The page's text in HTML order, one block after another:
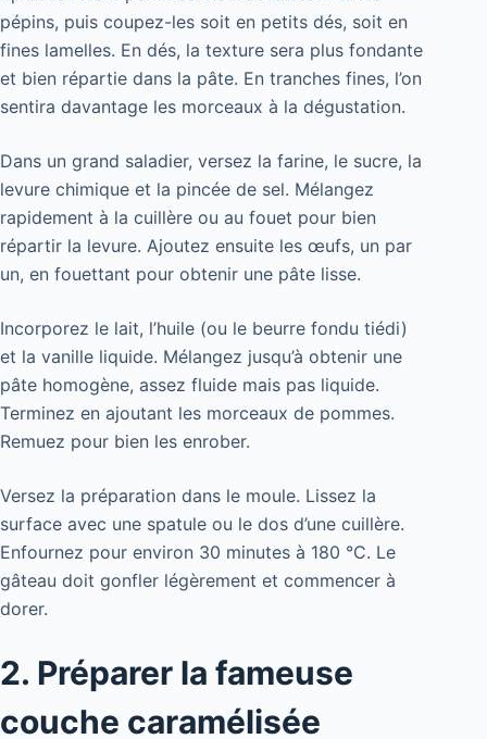
pépins, puis coupez-les soit en petits dés, soit en
fines lamelles. En dés, la texture sera plus fondante
et bien répartie dans la pâte. En tranches fines, l’on
sentira davantage les morceaux à la dégustation.
Dans un grand saladier, versez la farine, le sucre, la
levure chimique et la pincée de sel. Mélangez
rapidement à la cuillère ou au fouet pour bien
répartir la levure. Ajoutez ensuite les œufs, un par
un, en fouettant pour obtenir une pâte lisse.
Incorporez le lait, l’huile (ou le beurre fondu tiédi)
et la vanille liquide. Mélangez jusqu’à obtenir une
pâte homogène, assez fluide mais pas liquide.
Terminez en ajoutant les morceaux de pommes.
Remuez pour bien les enrober.
Versez la préparation dans le moule. Lissez la
surface avec une spatule ou le dos d’une cuillère.
Enfournez pour environ 30 minutes à 180 °C. Le
gâteau doit gonfler légèrement et commencer à
dorer.
2. Préparer la fameuse
couche caramélisée